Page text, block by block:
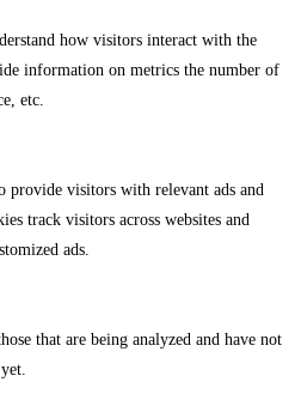
how visitors interact with the
information on metrics the number of
etc.
provide visitors with relevant ads and
track visitors across websites and
ads.
that are being analyzed and have not